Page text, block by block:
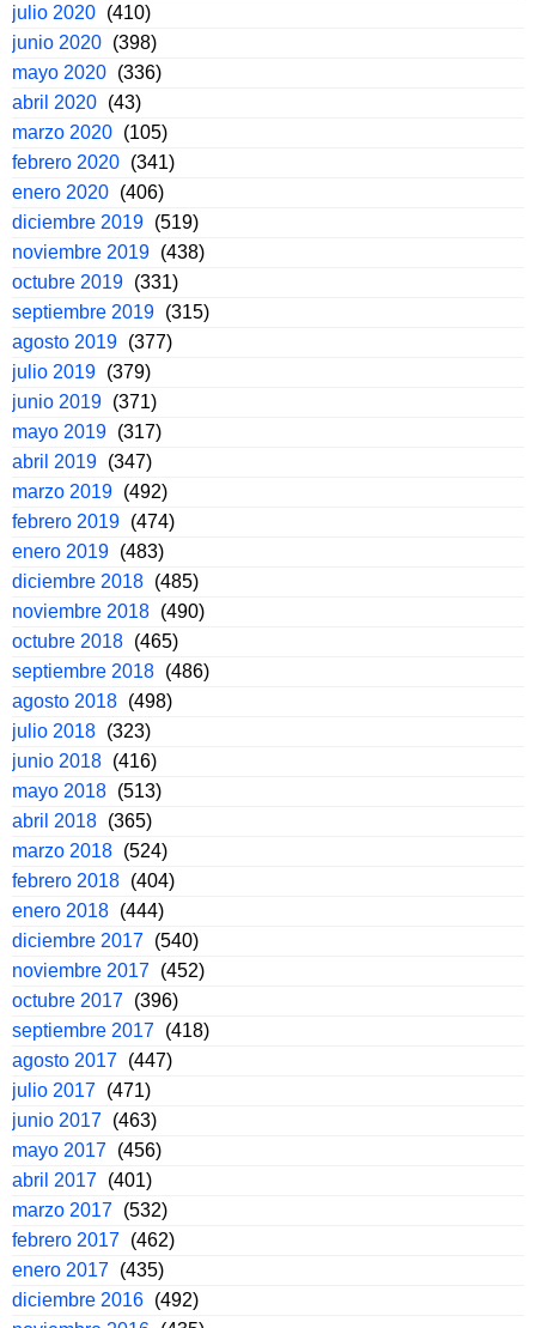
julio 2020 (410)
junio 2020 (398)
mayo 2020 (336)
abril 2020 (43)
marzo 2020 (105)
febrero 2020 (341)
enero 2020 (406)
diciembre 2019 (519)
noviembre 2019 (438)
octubre 2019 (331)
septiembre 2019 (315)
agosto 2019 (377)
julio 2019 (379)
junio 2019 (371)
mayo 2019 (317)
abril 2019 (347)
marzo 2019 (492)
febrero 2019 (474)
enero 2019 (483)
diciembre 2018 (485)
noviembre 2018 (490)
octubre 2018 (465)
septiembre 2018 (486)
agosto 2018 (498)
julio 2018 (323)
junio 2018 (416)
mayo 2018 (513)
abril 2018 (365)
marzo 2018 (524)
febrero 2018 (404)
enero 2018 (444)
diciembre 2017 (540)
noviembre 2017 (452)
octubre 2017 (396)
septiembre 2017 (418)
agosto 2017 (447)
julio 2017 (471)
junio 2017 (463)
mayo 2017 (456)
abril 2017 (401)
marzo 2017 (532)
febrero 2017 (462)
enero 2017 (435)
diciembre 2016 (492)